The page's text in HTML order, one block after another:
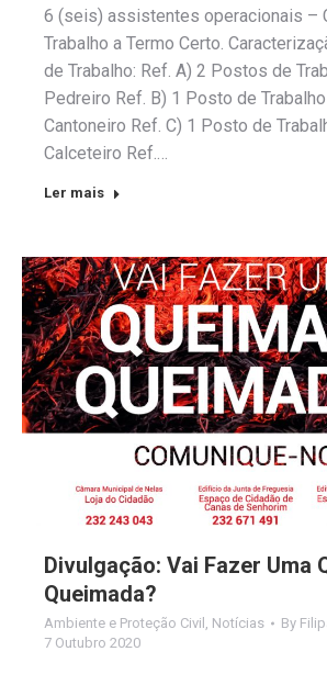
6 (seis) assistentes operacionais –
Trabalho a Termo Certo.
de Trabalho: Ref. A) 2 Postos de
Pedreiro Ref. B) 1 Posto de
Cantoneiro Ref. C) 1 Posto de
Calceteiro Ref.…
Ler mais
Divulgação: Vai Fazer Uma
Queimada?
Ambiente e Proteção Civil Notícias By
7 Outubro 2020